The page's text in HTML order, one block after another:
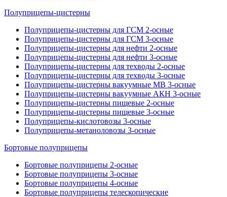
Полуприцепы-цистерны
Полуприцепы-цистерны для ГСМ 2-осные
Полуприцепы-цистерны для ГСМ 3-осные
Полуприцепы-цистерны для нефти 2-осные
Полуприцепы-цистерны для нефти 3-осные
Полуприцепы-цистерны для техводы 2-осные
Полуприцепы-цистерны для техводы 3-осные
Полуприцепы-цистерны вакуумные МВ 3-осные
Полуприцепы-цистерны вакуумные АКН 3-осные
Полуприцепы-цистерны пищевые 2-осные
Полуприцепы-цистерны пищевые 3-осные
Полуприцепы-кислотовозы 3-осные
Полуприцепы-метаноловозы 3-осные
Бортовые полуприцепы
Бортовые полуприцепы 2-осные
Бортовые полуприцепы 3-осные
Бортовые полуприцепы 4-осные
Бортовые полуприцепы телескопические